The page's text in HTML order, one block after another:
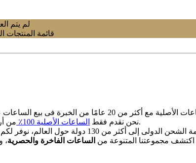
لم يتم
قائمة المنتجات
نحن نقدم فقط الساعات الأصلیة 100٪
من أرقى العلامات التجاریة العالمیة.
اکتشف مجموعتنا المتنوعة من الساعات الفاخرة والحصریة